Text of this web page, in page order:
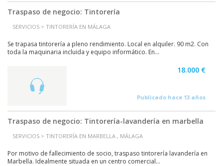
Traspaso de negocio: Tintorería
SERVICIOS > TINTORERÍA EN MÁLAGA
Se trapasa tintorería a pleno rendimiento. Local en alquiler. 90 m2. Con
toda la maquinaria incluida y equipo informático. En...
18.000 €
Publicado hace 13 años
Traspaso de negocio: Tintorería-lavandería en marbella
SERVICIOS > TINTORERÍA EN MARBELLA , MÁLAGA
Por motivo de fallecimiento de socio, traspaso tintorería lavandería en
Marbella. Idealmente situada en un centro comercial...